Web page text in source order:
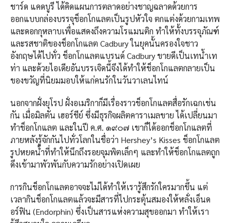
ชาร์ด แคดบูรี ได้คิดแผนการตลาดอย่างชาญฉลาดด้วยการ
ออกแบบกล่องบรรจุช็อกโกแลตเป็นรูปหัวใจ ตกแต่งด้วยกามเทพ
และดอกกุหลาบเพื่อแสดงถึงความโรแมนติก ทำให้ทั้งบรรจุภัณฑ์
และรสชาติของช็อกโกแลต Cadbury ในยุคนั้นครองใจชาว
อังกฤษได้ไปทั่ว ช็อกโกแลตแบรนด์ Cadbury ขายดีเป็นเทน้ำเท
ท่า และด้วยไอเดียอันบรรเจิดนี้จึงได้ทำให้ช็อกโกแลตกลายเป็น
ของขวัญที่นิยมมอบให้แก่คนรักในวันวาเลนไทน์
นอกจากฝั่งยุโรป ฝั่งอเมริกาก็มีเรื่องราวช็อกโกแลตสื่อรักเฉกเช่น
กัน เมื่อมิลตัน เฮอร์ชีย์ ซึ่งมีธุรกิจผลิตคาราเมลขาย ได้เปลี่ยนมา
ทำช็อกโกแลต และในปี ค.ศ. ๑๙๐๗ เขาก็ได้ออกช็อกโกแลตที่
ภายหลังรู้จักกันไปทั่วโลกในชื่อว่า Hershey’s Kisses ช็อกโกแลต
รูปหยดน้ำที่ทำให้นึกถึงรอยจุมพิตเล็กๆ และทำให้ช็อกโกแลตถูก
ดึงเข้ามาพัวพันกับความรักอย่างเปิดเผย
การกินช็อกโกแลตอาจจะไม่ได้ทำให้เรารู้สึกรักใครมากขึ้น แต่
เวลากินช็อกโกแลตแล้วจะมีสารที่ไปกระตุ้นสมองให้หลั่งเอ็นด
อร์ฟิน (Endorphin) ซึ่งเป็นสารแห่งความสุขออกมา ทำให้เรา